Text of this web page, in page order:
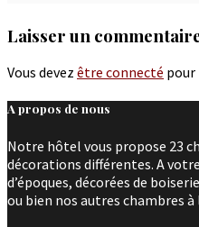
Laisser un
Vous devez être connecté pour
A propos de nous
Notre hôtel vous propose 23
décorations différentes. A
d’époques, décorées de
ou bien nos autres chambres